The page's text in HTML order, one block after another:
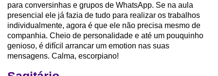
para conversinhas e grupos de WhatsApp. Se na aula
presencial ele já fazia de tudo para realizar os trabalhos
individualmente, agora é que ele não precisa mesmo de
companhia. Cheio de personalidade e até um pouquinho
genioso, é difícil arrancar um emotion nas suas
mensagens. Calma, escorpiano!